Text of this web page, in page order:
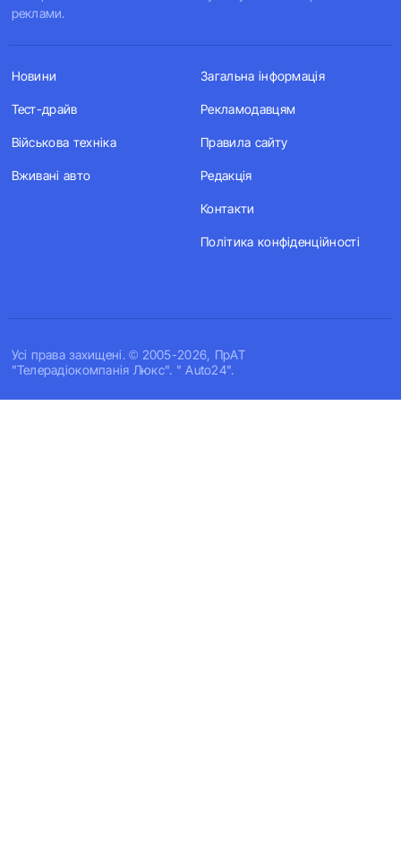
реклами.
Усi права захищенi. © 2005-2026, ПрАТ
"Телерадіокомпанія Люкс". " Auto24".
Новини
Тест-драйв
Військова техніка
Вживані авто
Загальна інформація
Рекламодавцям
Правила сайту
Редакція
Контакти
Політика конфіденційності